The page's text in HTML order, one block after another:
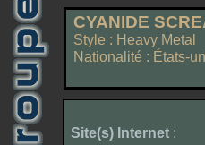
CYANIDE
Style : Heavy Metal
Nationalité : États-
Site(s) Internet :